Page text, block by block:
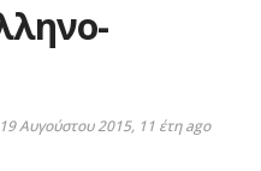
19 Αυγούστου 2015, 11 έτη ago